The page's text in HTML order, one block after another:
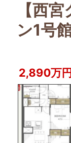
【西
ン1号館
2,890万円